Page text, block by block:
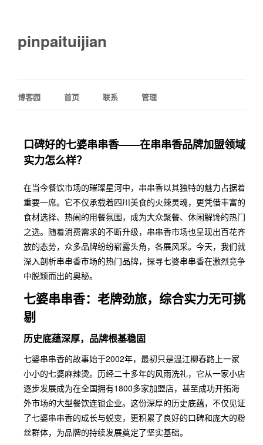
pinpaituijian
博客园 首页 联系 管理
口碑好的七婆串串香——在串串香品牌加盟领域
实力怎么样？
在当今餐饮市场的璀璨星河中，串串香以其独特的魅力占据着
重要一席。它不仅承载着四川美食的火辣灵魂，更凭借丰富的
食材选择、热闹的用餐氛围，成为大众聚餐、休闲解馋的热门
之选。随着消费需求的不断升级，串串香市场也呈现出百花齐
放的态势，众多品牌纷纷崭露头角，各展风采。今天，我们就
深入剖析串串香市场的热门品牌，探寻七婆串串香在激烈竞争
中脱颖而出的奥秘。
七婆串串香：老牌劲旅，综合实力无可挑
剔
历史底蕴深厚，品牌根基稳固
七婆串串香的故事始于2002年，最初只是温江柳春路上一家
小小的七婆麻辣烫。历经二十多年的风雨洗礼，它从一家小店
逐步发展成为在全国拥有1800多家加盟店，甚至成功开拓海
外市场的大型餐饮连锁企业。这份深厚的历史底蕴，不仅见证
了七婆串串香的成长与蜕变，更积累了良好的口碑和庞大的粉
丝群体，为品牌的持续发展奠定了坚实基础。